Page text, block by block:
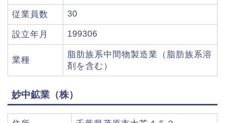
従業員数 30
設立年月 199306
業種
脂肪族系中間物製造業（脂肪族系溶
剤を含む）
妙中鉱業（株）